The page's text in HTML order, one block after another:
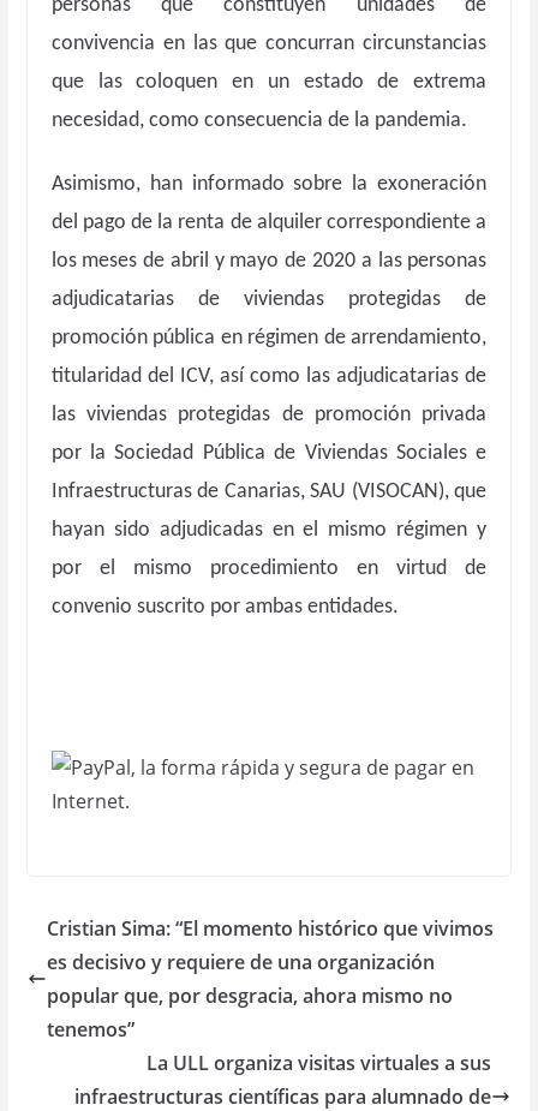
personas que constituyen unidades de
convivencia en las que concurran circunstancias
que las coloquen en un estado de extrema
necesidad, como consecuencia de la pandemia.
Asimismo, han informado sobre la exoneración
del pago de la renta de alquiler correspondiente a
los meses de abril y mayo de 2020 a las personas
adjudicatarias de viviendas protegidas de
promoción pública en régimen de arrendamiento,
titularidad del ICV, así como las adjudicatarias de
las viviendas protegidas de promoción privada
por la Sociedad Pública de Viviendas Sociales e
Infraestructuras de Canarias, SAU (VISOCAN), que
hayan sido adjudicadas en el mismo régimen y
por el mismo procedimiento en virtud de
convenio suscrito por ambas entidades.
Cristian Sima: “El momento histórico que vivimos
es decisivo y requiere de una organización
popular que, por desgracia, ahora mismo no
tenemos”
La ULL organiza visitas virtuales a sus
infraestructuras científicas para alumnado de